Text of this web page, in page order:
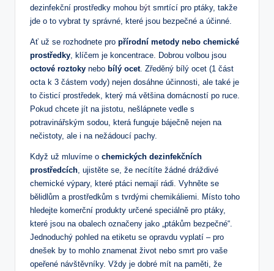
dezinfekční prostředky mohou být smrtící pro ptáky, takže
jde o to vybrat ty správné, které jsou bezpečné a účinné.
Ať už se rozhodnete pro přírodní metody nebo chemické
prostředky, klíčem je koncentrace. Dobrou volbou jsou
octové roztoky nebo bílý ocet. Zředěný bílý ocet (1 část
octa k 3 částem vody) nejen dosáhne účinnosti, ale také je
to čisticí prostředek, který má většina domácností po ruce.
Pokud chcete jít na jistotu, nešlápnete vedle s
potravinářským sodou, která funguje báječně nejen na
nečistoty, ale i na nežádoucí pachy.
Když už mluvíme o chemických dezinfekčních
prostředcích, ujistěte se, že necítíte žádné dráždivé
chemické výpary, které ptáci nemají rádi. Vyhněte se
bělidlům a prostředkům s tvrdými chemikáliemi. Místo toho
hledejte komerční produkty určené speciálně pro ptáky,
které jsou na obalech označeny jako „ptákům bezpečné“.
Jednoduchý pohled na etiketu se opravdu vyplatí – pro
dnešek by to mohlo znamenat život nebo smrt pro vaše
opeřené návštěvníky. Vždy je dobré mít na paměti, že